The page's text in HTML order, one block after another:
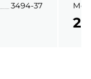
3494-37